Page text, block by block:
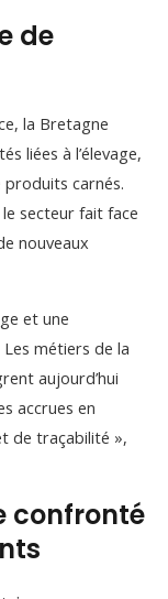
de
la Bretagne
liées à l’élevage,
carnés.
secteur fait face
nouveaux
et une
métiers de la
aujourd’hui
accrues en
de traçabilité »,
confronté